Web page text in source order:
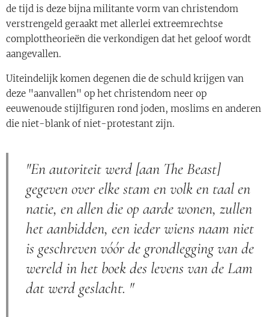
de tijd is deze bijna militante vorm van christendom
verstrengeld geraakt met allerlei extreemrechtse
complottheorieën die verkondigen dat het geloof wordt
aangevallen.
Uiteindelijk komen degenen die de schuld krijgen van
deze "aanvallen" op het christendom neer op
eeuwenoude stijlfiguren rond joden, moslims en anderen
die niet-blank of niet-protestant zijn.
"En autoriteit werd [aan The Beast]
gegeven over elke stam en volk en taal en
natie, en allen die op aarde wonen, zullen
het aanbidden, een ieder wiens naam niet
is geschreven vóór de grondlegging van de
wereld in het boek des levens van de Lam
dat werd geslacht. "